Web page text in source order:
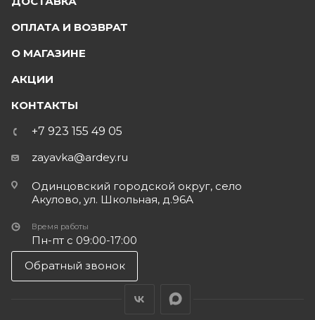
ОПЛАТА И ВОЗВРАТ
О МАГАЗИНЕ
АКЦИИ
КОНТАКТЫ
+7 923 155 49 05
zayavka@ardey.ru
Одинцовский городской округ, село
Акулово, ул. Школьная, д.96А
Время работы
Пн-пт с 09:00-17:00
Обратный звонок